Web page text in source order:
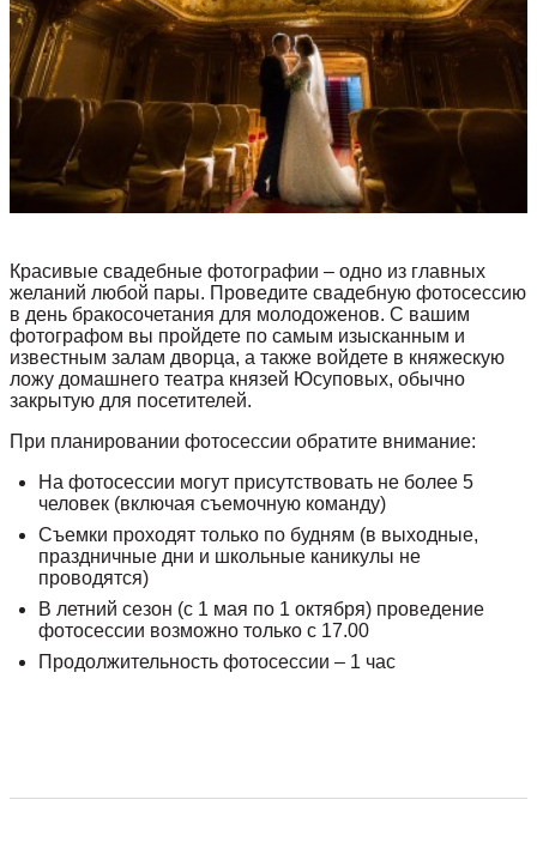
Красивые свадебные фотографии – одно из главных
желаний любой пары. Проведите свадебную фотосессию
в день бракосочетания для молодоженов. С вашим
фотографом вы пройдете по самым изысканным и
известным залам дворца, а также войдете в княжескую
ложу домашнего театра князей Юсуповых, обычно
закрытую для посетителей.
При планировании фотосессии обратите внимание:
На фотосессии могут присутствовать не более 5
человек (включая съемочную команду)
Съемки проходят только по будням (в выходные,
праздничные дни и школьные каникулы не
проводятся)
В летний сезон (с 1 мая по 1 октября) проведение
фотосессии возможно только с 17.00
Продолжительность фотосессии – 1 час